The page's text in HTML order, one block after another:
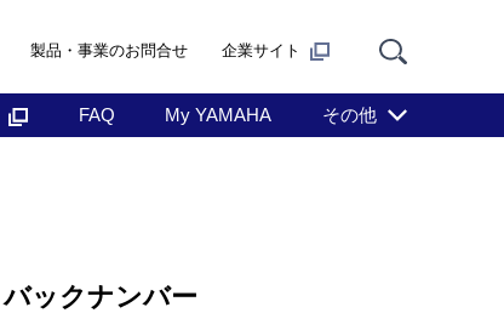
製品・事業のお問合せ 企業サイト
FAQ My YAMAHA その他
バックナンバー